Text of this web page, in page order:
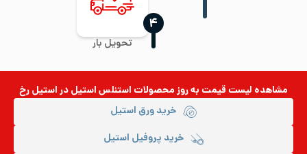
تحویل بار
‍۴
مشاهده لیست قیمت به روزمحصولات استنلس استیلدر استیل رخ
خرید ورق استیل
خرید پروفیل استیل